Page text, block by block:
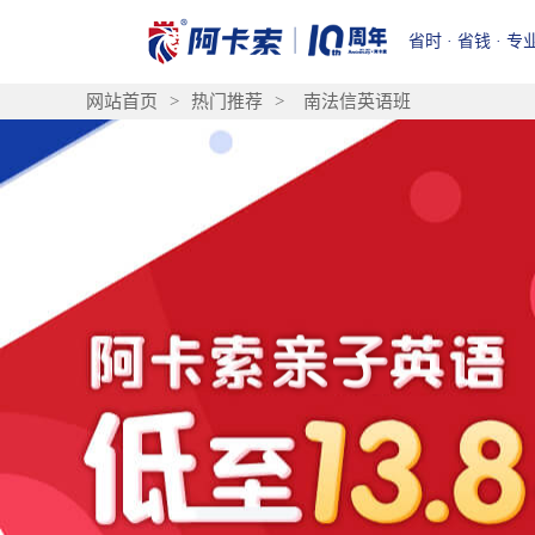
省时 · 省钱 · 专
网站首页 > 热门推荐 > 南法信英语班